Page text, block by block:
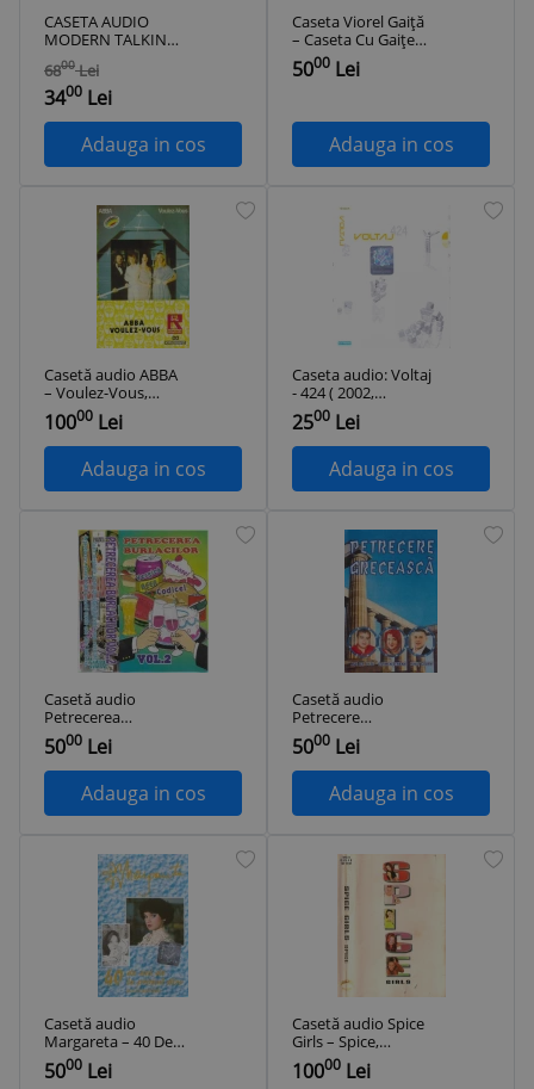
CASETA AUDIO
MODERN TALKING-
ALONE FOARTE
RARA !!! DE TARABA
6800 Lei
3400 Lei
Adauga in cos
Caseta Viorel Gaiță
‎– Caseta Cu Gaițe
(Un An De Umor La
ProFM), originala
5000 Lei
Adauga in cos
Casetă audio ABBA
– Voulez-Vous,
originală
10000 Lei
Adauga in cos
Caseta audio: Voltaj
- 424 ( 2002,
varianta mai rara cu
etichete de hartie )
2500 Lei
Adauga in cos
Casetă audio
Petrecerea
Burlacilor Vol.2,
originală
5000 Lei
Adauga in cos
Casetă audio
Petrecere
Grecească, originală
5000 Lei
Adauga in cos
Casetă audio
Margareta – 40 De
Ani De La Primul
Disc, originală
5000 Lei
Casetă audio Spice
Girls ‎– Spice,
originală
10000 Lei